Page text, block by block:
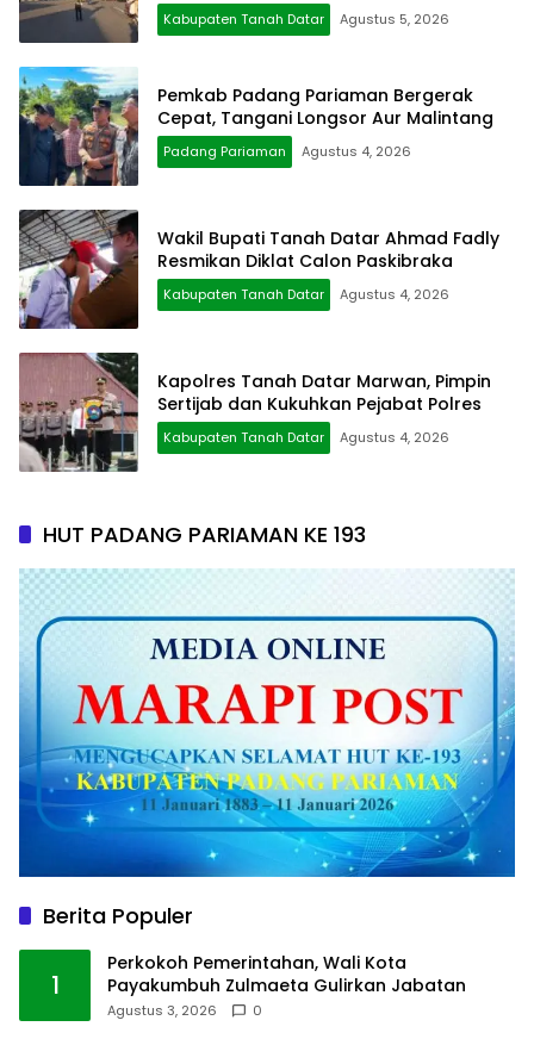
Kabupaten Tanah Datar Agustus 5, 2026
Pemkab Padang Pariaman Bergerak
Cepat, Tangani Longsor Aur Malintang
Padang Pariaman Agustus 4, 2026
Wakil Bupati Tanah Datar Ahmad Fadly
Resmikan Diklat Calon Paskibraka
Kabupaten Tanah Datar Agustus 4, 2026
Kapolres Tanah Datar Marwan, Pimpin
Sertijab dan Kukuhkan Pejabat Polres
Kabupaten Tanah Datar Agustus 4, 2026
HUT PADANG PARIAMAN KE 193
Berita Populer
1
Perkokoh Pemerintahan, Wali Kota
Payakumbuh Zulmaeta Gulirkan Jabatan
Agustus 3, 2026 0